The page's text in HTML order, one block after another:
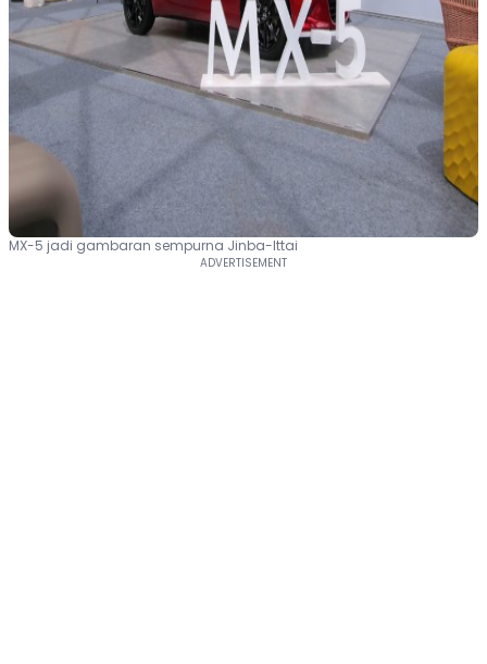
MX-5 jadi gambaran sempurna Jinba-Ittai